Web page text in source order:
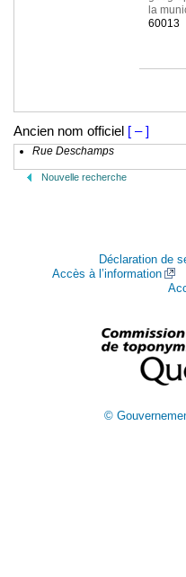
la
60013
Ancien nom officiel [ – ]
Rue Deschamps
Nouvelle recherche
Déclaration de
Accès à l’information
©